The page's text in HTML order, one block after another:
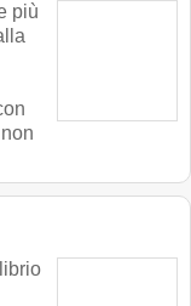
più